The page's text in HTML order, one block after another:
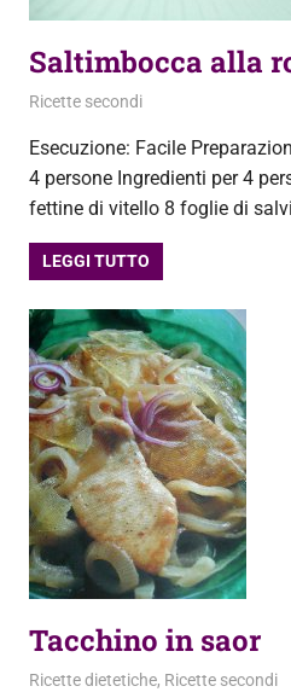
Saltimbocca alla
16 Novembre 2013
admin
Ricette secondi
Esecuzione: Facile
4 persone Ingredienti per 4
fettine di vitello 8 foglie di
LEGGI TUTTO
Tacchino in saor
15 Novembre 2013
admin
Ricette dietetiche, Ricette secondi